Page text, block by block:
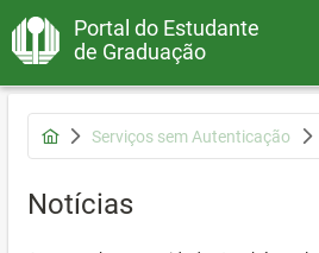
Portal do Estudante
de Graduação
Serviços sem Autenticação
Notícias